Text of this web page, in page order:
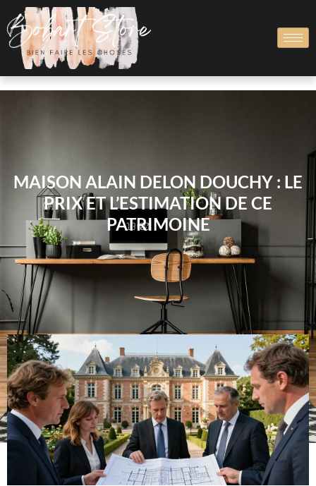
MAISON ALAIN DELON DOUCHY : LE
PRIX ET L’ESTIMATION DE CE
PATRIMOINE